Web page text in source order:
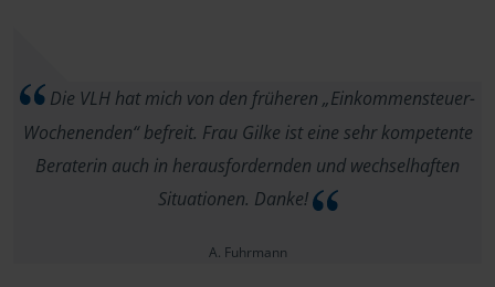
Die VLH hat mich von den früheren „Einkommensteuer-
Wochenenden“ befreit. Frau Gilke ist eine sehr kompetente
Beraterin auch in herausfordernden und wechselhaften
Situationen. Danke!
A. Fuhrmann